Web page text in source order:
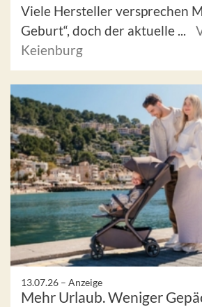
Viele Hersteller versprechen
Geburt“, doch der aktuelle ...
Keienburg
13.07.26 – Anzeige
Mehr Urlaub. Weniger